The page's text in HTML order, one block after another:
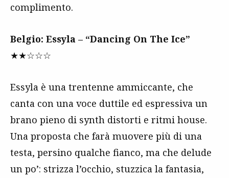
complimento.
Belgio: Essyla – “Dancing On The Ice”
★★☆☆☆
Essyla è una trentenne ammiccante, che
canta con una voce duttile ed espressiva un
brano pieno di synth distorti e ritmi house.
Una proposta che farà muovere più di una
testa, persino qualche fianco, ma che delude
un po’: strizza l’occhio, stuzzica la fantasia,